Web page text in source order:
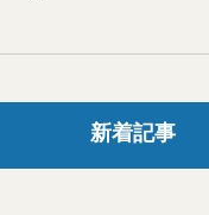
新着記事